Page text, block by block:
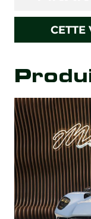
CETTE